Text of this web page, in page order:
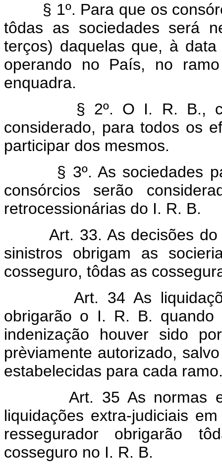
§ 1º. Para que os
tôdas as sociedades será
terços) daquelas que, à
operando no País, no
enquadra.
§ 2º. O I. R. B., como
considerado, para todos os
participar dos mesmos.
§ 3º. As sociedades
consórcios serão
retrocessionárias do I. R. B.
Art. 33. As decisões
sinistros obrigam as
cosseguro, tôdas as
Art. 34 As
obrigarão o I. R. B.
indenização houver sido
prèviamente autorizado,
estabelecidas para cada
Art. 35 As normas
liquidações extra-judiciais
ressegurador obrigarão
cosseguro no I. R. B.